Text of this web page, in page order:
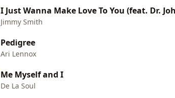
I Just Wanna Make Love To You (feat. Dr.
Jimmy Smith
Pedigree
Ari Lennox
Me Myself and I
De La Soul